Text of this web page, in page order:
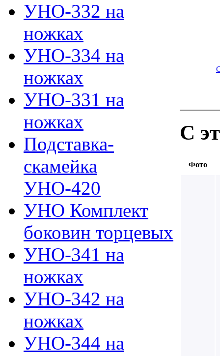
УНО-332 на
ножках
УНО-334 на
ножках
УНО-331 на
ножках
Подставка-
скамейка
УНО-420
УНО Комплект
боковин торцевых
УНО-341 на
ножках
УНО-342 на
ножках
УНО-344 на
С
Фото